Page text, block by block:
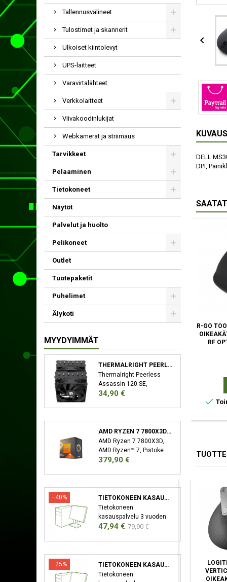
Tallennusvälineet
Tulostimet ja skannerit
Ulkoiset kiintolevyt
UPS-laitteet
Varavirtalähteet
Verkkolaitteet
Viivakoodinlukijat
Webkamerat ja striimaus
Tarvikkeet
Pelaaminen
Tietokoneet
Näytöt
Palvelut ja huolto
Pelikoneet
Outlet
Tuotepaketit
Puhelimet
Älykoti
MYYDYIMMÄT
THERMALRIGHT PEERLESS ASSASSIN 120 SE SUORITIN JÄÄHDYTYSLEVY/JÄÄHDYTIN 12 CM MUSTA
Thermalright Peerless
Assassin 120 SE,
Jäähdytyslevy/jäähdytin,
Hinta
34,90 €
AMD RYZEN 7 7800X3D SUORITIN 4,2 GHZ 96 MB L3 LAATIKKO
AMD Ryzen 7 7800X3D,
AMD Ryzen™ 7, Pistoke
AM5, 5 nm, AMD,
Hinta
379,90 €
−40%
TIETOKONEEN KASAUSPALVELU
Tietokoneen
kasauspalvelu 3 vuoden
takuu XMP/EXPO
Hinta
47,94 € Normaali
79,90 €
−25%
TIETOKONEEN KASAUSPALVELU SEKÄ KÄYTTÖJÄRJESTELMÄN ASENNUS
Tietokoneen

KUVAUS
DELL
DPI,
R-GO
RF

LOGITECH M185 HIIRI
LANGATON RF
OPTINEN
LOGITECH M190 HIIRI
MOLEMPIKÄTINEN
LANGATON RF